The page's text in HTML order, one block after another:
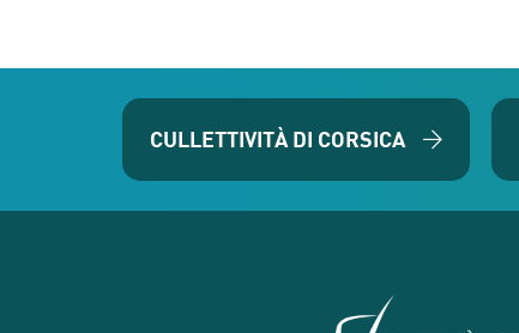
CULLETTIVITÀ DI CORSICA